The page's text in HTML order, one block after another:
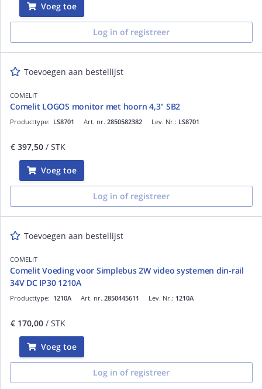
Voeg toe
Log in of registreer
Toevoegen aan bestellijst
COMELIT
Comelit LOGOS monitor met hoorn 4,3" SB2
Art. nr. 2850582382
Producttype: LS8701 Lev. Nr.: LS8701
€ 397,50 / STK
Voeg toe
Log in of registreer
Toevoegen aan bestellijst
COMELIT
Comelit Voeding voor Simplebus 2W video systemen din-rail
34V DC IP30 1210A
Art. nr. 2850445611
Producttype: 1210A Lev. Nr.: 1210A
€ 170,00 / STK
Voeg toe
Log in of registreer